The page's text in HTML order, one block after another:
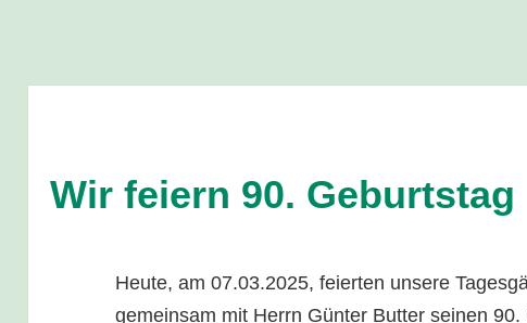
Wir feiern 90. Geburtstag
Heute, am 07.03.2025, feierten unsere
gemeinsam mit Herrn Günter Butter seinen